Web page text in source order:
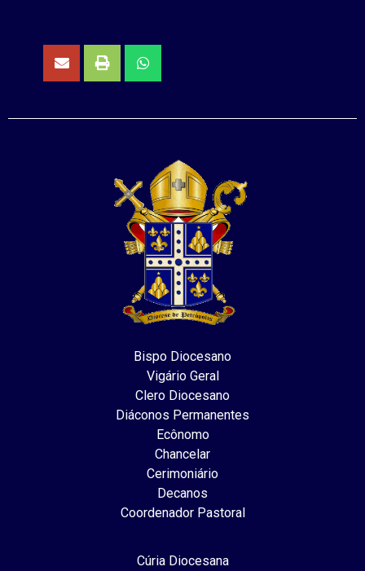
Bispo Diocesano
Vigário Geral
Clero Diocesano
Diáconos Permanentes
Ecônomo
Chancelar
Cerimoniário
Decanos
Coordenador Pastoral
Cúria Diocesana